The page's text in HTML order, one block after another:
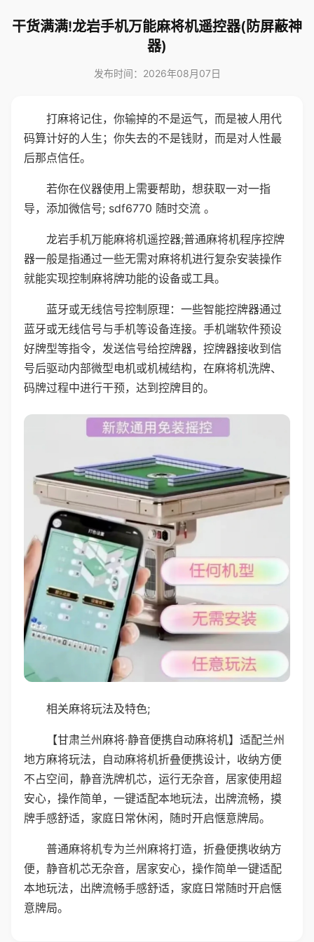
干货满满!龙岩手机万能麻将机遥控器(防屏蔽神
器)
发布时间：2026年08月07日
打麻将记住，你输掉的不是运气，而是被人用代
码算计好的人生；你失去的不是钱财，而是对人性最
后那点信任。
若你在仪器使用上需要帮助，想获取一对一指
导，添加微信号; sdf6770 随时交流 。
龙岩手机万能麻将机遥控器;普通麻将机程序控牌
器一般是指通过一些无需对麻将机进行复杂安装操作
就能实现控制麻将牌功能的设备或工具。
蓝牙或无线信号控制原理：一些智能控牌器通过
蓝牙或无线信号与手机等设备连接。手机端软件预设
好牌型等指令，发送信号给控牌器，控牌器接收到信
号后驱动内部微型电机或机械结构，在麻将机洗牌、
码牌过程中进行干预，达到控牌目的。
相关麻将玩法及特色;
【甘肃兰州麻将·静音便携自动麻将机】适配兰州
地方麻将玩法，自动麻将机折叠便携设计，收纳方便
不占空间，静音洗牌机芯，运行无杂音，居家使用超
安心，操作简单，一键适配本地玩法，出牌流畅，摸
牌手感舒适，家庭日常休闲，随时开启惬意牌局。
普通麻将机专为兰州麻将打造，折叠便携收纳方
便，静音机芯无杂音，居家安心，操作简单一键适配
本地玩法，出牌流畅手感舒适，家庭日常随时开启惬
意牌局。